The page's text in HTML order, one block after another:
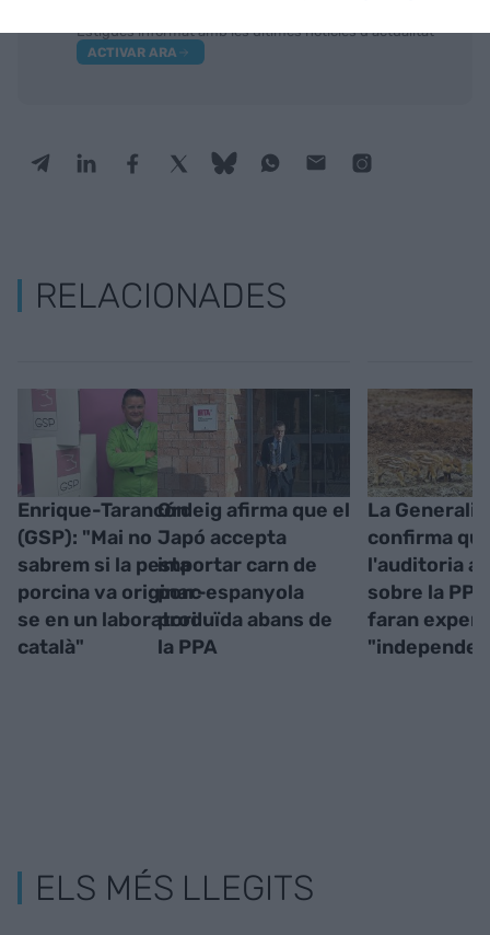
Estigues informat amb les últimes notícies d'actualitat
ACTIVAR ARA
RELACIONADES
Enrique-Tarancón
(GSP): "Mai no
sabrem si la pesta
porcina va originar-
se en un laboratori
català"
Ordeig afirma que el
Japó accepta
importar carn de
porc espanyola
produïda abans de
la PPA
La
confirma
l'auditoria a
sobre la
faran
ELS MÉS LLEGITS